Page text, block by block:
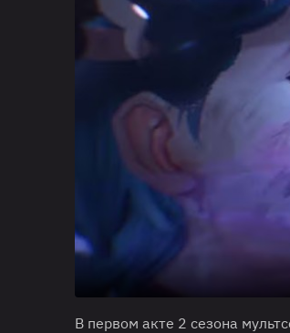
В первом акте 2 сезона